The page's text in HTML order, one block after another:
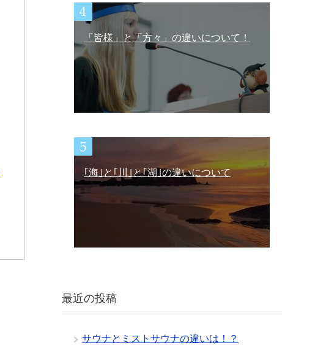
「皆様」と「方々」の違いについて！
｢海｣と｢川｣と｢湖｣の違いについて
最近の投稿
サウナとミストサウナの違いは！？